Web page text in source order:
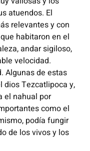
atuendos. El
relevantes y con
habitaron en el
andar sigiloso,
velocidad.
Algunas de estas
dios Tezcatlipoca y,
el nahual por
como el
podía fungir
de los vivos y los